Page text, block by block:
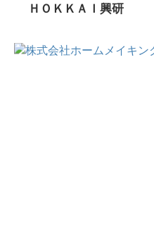
ＨＯＫＫＡＩ興研